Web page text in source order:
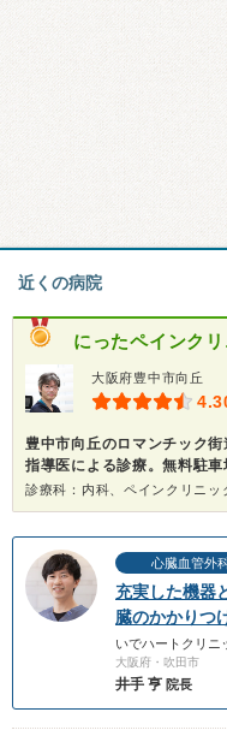
近くの病院
にったペインクリ
大阪府豊中市向丘
豊中市向丘のロマンチック
指導医による診療。無料駐車
診療科：内科、ペインクリニッ
心臓血管外
充実した機器
臓のかかりつ
いでハートクリニ
大阪府・吹田市
井手 亨 院長